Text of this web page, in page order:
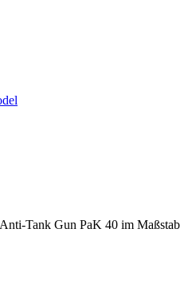
Tank Gun PaK 40 im Maßstab